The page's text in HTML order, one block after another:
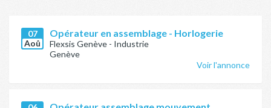
07
Aoû
Opérateur en assemblage - Horlogerie
Flexsis Genève - Industrie
Genève
Voir l'annonce